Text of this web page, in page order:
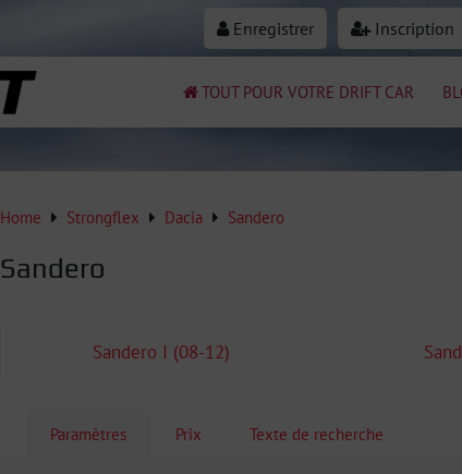
Enregistrer Inscription
TOUT POUR VOTRE DRIFT CAR
Home Strongflex Dacia Sandero
Sandero
Sandero I (08-12)
Paramètres Prix Texte de recherche